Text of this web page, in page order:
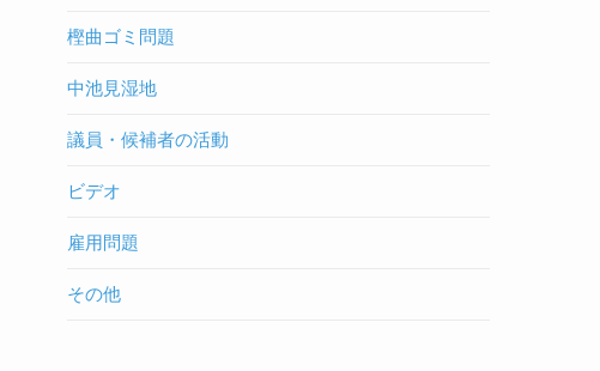
樫曲ゴミ問題
中池見湿地
議員・候補者の活動
ビデオ
雇用問題
その他